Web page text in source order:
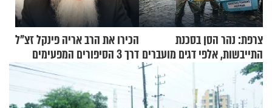
צרפת: נהר הסן בסכנת
התייבשות, אלפי דגים מועברים
במבצעי חילוץ
הכירו את הרב אריה פינקל זצ"ל
דרך 3 הסיפורים המפעימים
האלה